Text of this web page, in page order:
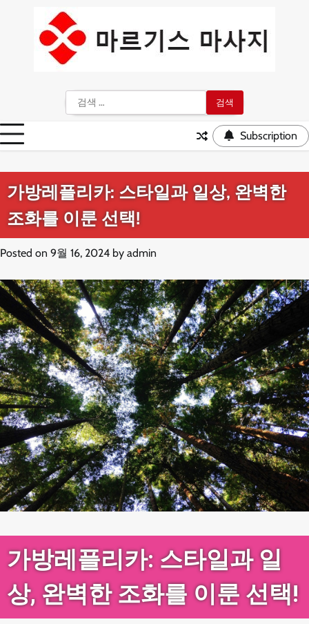
색:
Subscription
가방레플리카: 스타일과 일상, 완벽한
조화를 이룬 선택!
Posted on 9월 16, 2024 by admin
가방레플리카: 스타일과 일
상, 완벽한 조화를 이룬 선택!